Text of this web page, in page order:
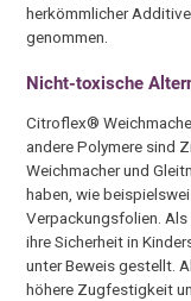
herkömmlicher
genommen.
Nicht-toxische
Citroflex®
andere Polymere sind
Weichmacher und
haben, wie
Verpackungsfolien.
ihre Sicherheit in
unter Beweis gestellt.
höhere Zugfestigkeit